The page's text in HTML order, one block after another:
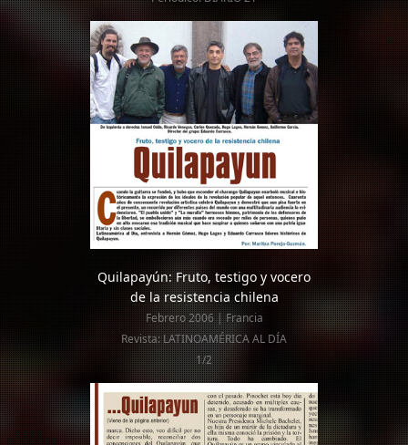
Quilapayún: Fruto, testigo y vocero
de la resistencia chilena
Febrero 2006 | Francia
Revista: LATINOAMÉRICA AL DÍA
1/2